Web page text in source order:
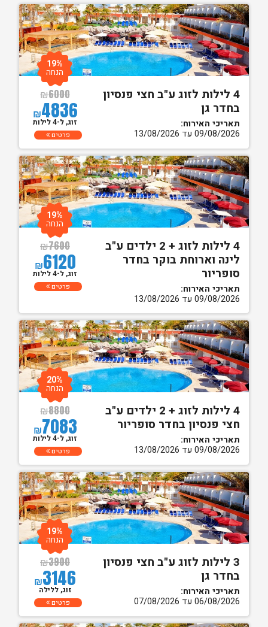
4 לילות לזוג ע"ב חצי פנסיון
בחדר גן
תאריכי האירוח:
09/08/2026 עד 13/08/2026
₪6000
₪4836
19%
הנחה
זוג, ל-4 לילות
פרטים
4 לילות לזוג + 2 ילדים ע"ב
לינה וארוחת בוקר בחדר
סופריור
תאריכי האירוח:
09/08/2026 עד 13/08/2026
₪7600
₪6120
19%
הנחה
זוג, ל-4 לילות
פרטים
4 לילות לזוג + 2 ילדים ע"ב
חצי פנסיון בחדר סופריור
תאריכי האירוח:
09/08/2026 עד 13/08/2026
₪8800
₪7083
20%
הנחה
זוג, ל-4 לילות
פרטים
3 לילות לזוג ע"ב חצי פנסיון
בחדר גן
תאריכי האירוח:
06/08/2026 עד 07/08/2026
₪3900
₪3146
19%
הנחה
זוג, ללילה
פרטים